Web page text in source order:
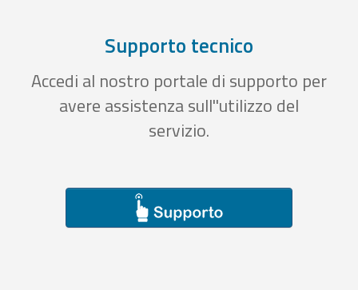
Supporto tecnico
Accedi al nostro portale di supporto per
avere assistenza sull''utilizzo del
servizio.